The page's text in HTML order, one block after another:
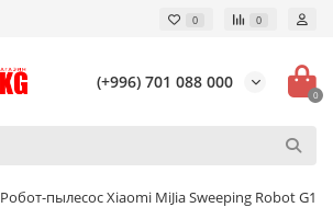
0 0
(+996) 701 088 000
0
Робот-пылесос Xiaomi MiJia Sweeping Robot G1